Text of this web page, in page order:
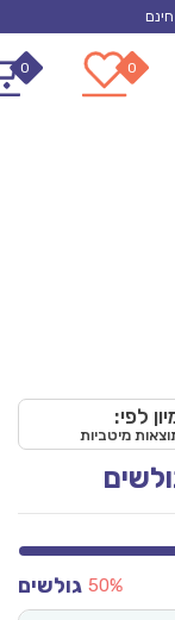
0
0
לפי:
מיטביות
גולשים 50%